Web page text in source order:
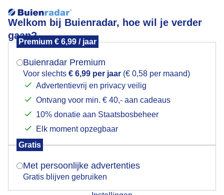
Welkom bij Buienradar, hoe wil je verder
gaan?
Premium € 6,99 / jaar
Buienradar Premium
Voor slechts € 6,99 per jaar (€ 0,58 per maand)
Advertentievrij en privacy veilig
Ontvang voor min. € 40,- aan cadeaus
10% donatie aan Staatsbosbeheer
Elk moment opzegbaar
Gratis
Met persoonlijke advertenties
Gratis blijven gebruiken
Koude handen in de Slufter
Mogen we je locatie gebruiken voor het
Indien je hier nog geen akkoord op hebt gegeven,
verschijnt er zo een pop-up uit je browser waarin
Is goed, toon de popup